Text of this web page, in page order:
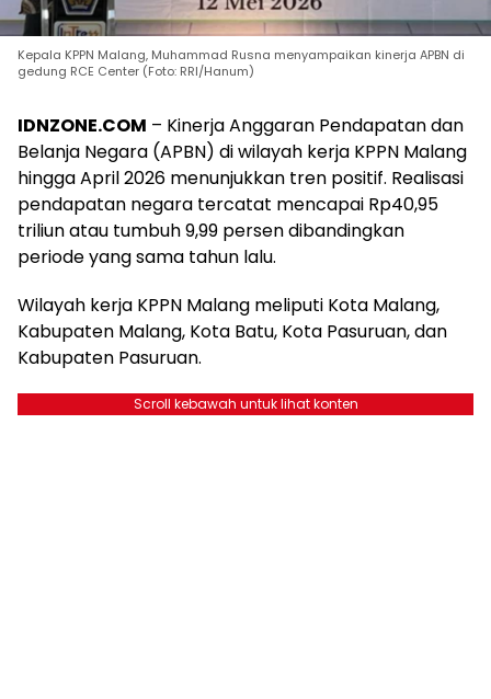
Kepala KPPN Malang, Muhammad Rusna menyampaikan kinerja APBN di
gedung RCE Center (Foto: RRI/Hanum)
IDNZONE.COM – Kinerja Anggaran Pendapatan dan
Belanja Negara (APBN) di wilayah kerja KPPN Malang
hingga April 2026 menunjukkan tren positif. Realisasi
pendapatan negara tercatat mencapai Rp40,95
triliun atau tumbuh 9,99 persen dibandingkan
periode yang sama tahun lalu.
Wilayah kerja KPPN Malang meliputi Kota Malang,
Kabupaten Malang, Kota Batu, Kota Pasuruan, dan
Kabupaten Pasuruan.
Scroll kebawah untuk lihat konten